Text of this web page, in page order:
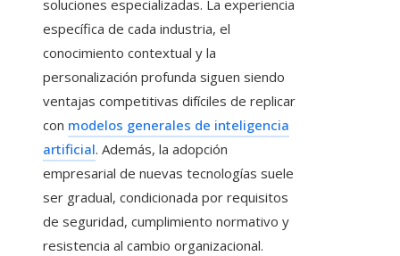
soluciones especializadas. La experiencia
específica de cada industria, el
conocimiento contextual y la
personalización profunda siguen siendo
ventajas competitivas difíciles de replicar
con modelos generales de inteligencia
artificial. Además, la adopción
empresarial de nuevas tecnologías suele
ser gradual, condicionada por requisitos
de seguridad, cumplimiento normativo y
resistencia al cambio organizacional.